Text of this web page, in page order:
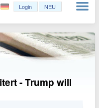
Login NEU
- Trump will